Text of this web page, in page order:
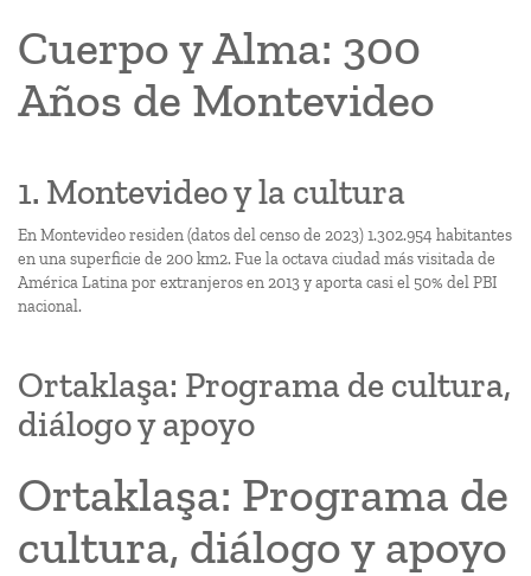
Cuerpo y Alma: 300
Años de Montevideo
1. Montevideo y la cultura
En Montevideo residen (datos del censo de 2023) 1.302.954 habitantes
en una superficie de 200 km2. Fue la octava ciudad más visitada de
América Latina por extranjeros en 2013 y aporta casi el 50% del PBI
nacional.
Ortaklaşa: Programa de cultura,
diálogo y apoyo
Ortaklaşa: Programa de
cultura, diálogo y apoyo